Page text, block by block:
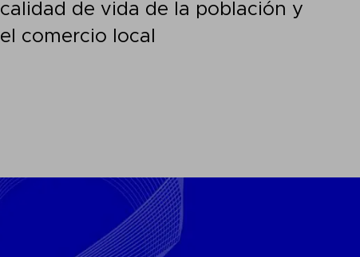
calidad de vida de la población y
el comercio local